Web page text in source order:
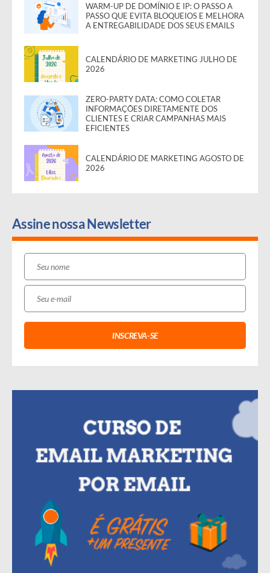
WARM-UP DE DOMÍNIO E IP: O PASSO A
PASSO QUE EVITA BLOQUEIOS E MELHORA
A ENTREGABILIDADE DOS SEUS EMAILS
CALENDÁRIO DE MARKETING JULHO DE
2026
ZERO-PARTY DATA: COMO COLETAR
INFORMAÇÕES DIRETAMENTE DOS
CLIENTES E CRIAR CAMPANHAS MAIS
EFICIENTES
CALENDÁRIO DE MARKETING AGOSTO DE
2026
Assine nossa Newsletter